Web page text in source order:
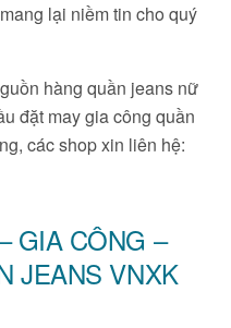
lại niềm tin cho quý
hàng quần jeans nữ
đặt may gia công quần
các shop xin liên hệ:
GIA CÔNG –
JEANS VNXK